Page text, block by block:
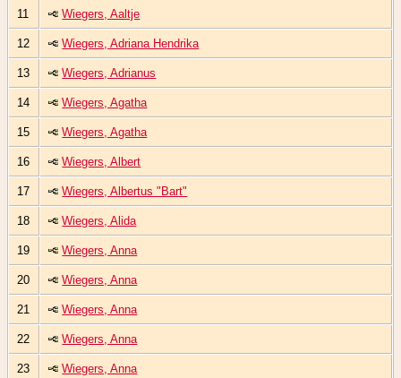
11 Wiegers, Aaltje
12 Wiegers, Adriana Hendrika
13 Wiegers, Adrianus
14 Wiegers, Agatha
15 Wiegers, Agatha
16 Wiegers, Albert
17 Wiegers, Albertus "Bart"
18 Wiegers, Alida
19 Wiegers, Anna
20 Wiegers, Anna
21 Wiegers, Anna
22 Wiegers, Anna
23 Wiegers, Anna